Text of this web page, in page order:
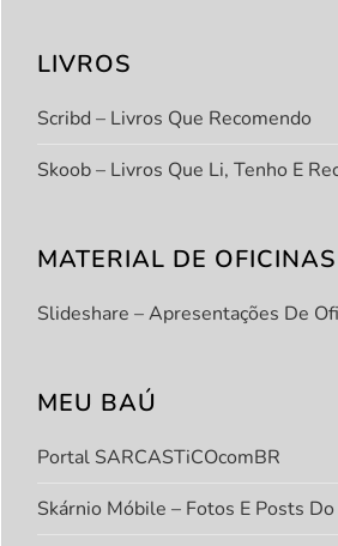
LIVROS
Scribd – Livros Que Recomendo
Skoob – Livros Que Li, Tenho E
MATERIAL DE OFICINAS
Slideshare – Apresentações De
MEU BAÚ
Portal SARCASTiCOcomBR
Skárnio Móbile – Fotos E Posts